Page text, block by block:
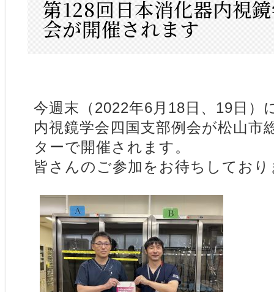
第128回日本消化器内視
会が開催されます
今週末（2022年6月18日、19日）
内視鏡学会四国支部例会が松山市
ターで開催されます。
皆さんのご参加をお待ちしており